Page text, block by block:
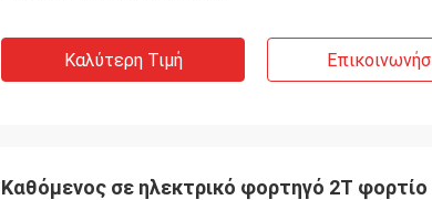
Καλύτερη Τιμή
Καθόμενος σε ηλεκτρικό φορτηγό 2Τ